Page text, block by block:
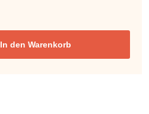
In den Warenkorb